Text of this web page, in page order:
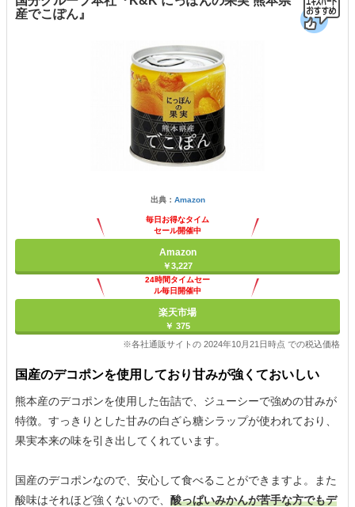
産でこぽん』
出典： Amazon
毎日お得なタイム
セール開催中
Amazon
￥3,227
24時間タイムセー
ル毎日開催中
楽天市場
￥ 375
※各社通販サイトの 2024年10月21日時点 での税込価格
国産のデコポンを使用しており甘みが強くておいしい
熊本産のデコポンを使用した缶詰で、ジューシーで強めの甘みが
特徴。すっきりとした甘みの白ざら糖シラップが使われており、
果実本来の味を引き出してくれています。
国産のデコポンなので、安心して食べることができますよ。また
酸味はそれほど強くないので、 酸っぱいみかんが苦手な方でもデ